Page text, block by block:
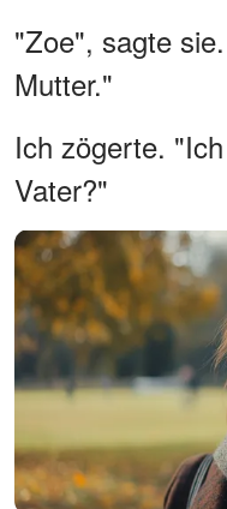
"Zoe", sagte
Mutter."
Ich zögerte.
Vater?"